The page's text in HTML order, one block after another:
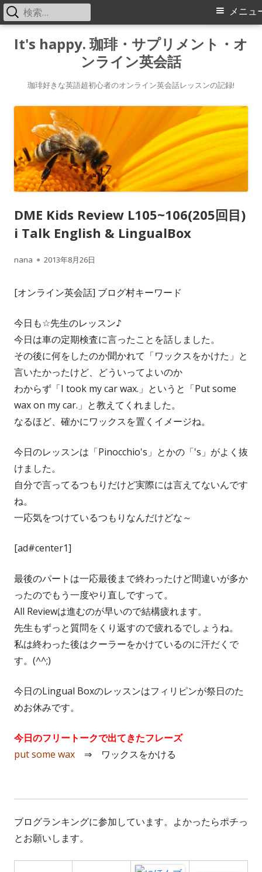
It's happy. 珈琲・サプリメント・オ
ンライン英会話
珈琲好きな英語超初心者のオンライン英会話レッスンの記録!
メ
メニュ
検
索:
DME Kids Review L105~106(205回目)
i Talk English & LingualBox
作
者
nana
公
2013年8月26日
[オンライン英会話] ブログ村キーワード
今日も☆先生のレッスン♪
今日は車の定期検査に言ったことを話しました。
その後に何をしたのか聞かれて「ワックスをかけた」と
言いたかったけど、どういってよいのか
わからず「I took my car wax.」というと「Put some
wax on my car.」と教えてくれました。
なるほど、確かにワックスを置くイメージね。
今日のレッスンは「Pinocchio's」とかの「's」がよく抜
けました。
自分で言ってるつもりだけど実際には言えてないんです
ね。
一応気をつけているつもりなんだけどな～
[ad#center1]
最後のパートは一応最後まで終わったけど間違いが多か
ったのでもう一度やり直しですって。
All Reviewは進むのが早いので結構疲れます。
先生もずっと質問をくり返すので疲れるでしょうね。
私は終わった後はクーラーをかけているのに汗だくで
す。(^^;)
今日のLingual Boxのレッスンはフィリピンが祭日のた
めお休みです。
今日のフリートークで出てきたフレーズ
put some wax ⇒ ワックスをかける
ブログランキングに参加しています。よかったらポチっ
とお願いします。